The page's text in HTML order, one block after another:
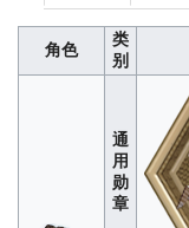
家”
师
8 42
冒
寻宝专家：挖出书页
编辑组测试，单局
供参考，如
28 84
护肘弹射：利用钢
距离（米）
经WIKI
限为50<br>数据仅
迎
角色
类
别
通
用
勋
章